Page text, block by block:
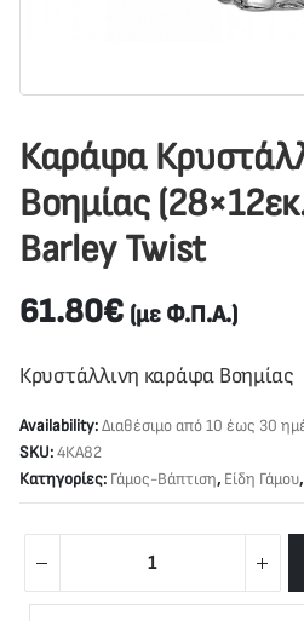
Καράφα
Βοημίας
Barley Twist
61.80€ (με Φ.Π.Α.)
Κρυστάλλινη καράφα Βοημίας
Availability:Διαθέσιμο από 10 έως 30
SKU:4ΚΑ82
Κατηγορίες: Γάμος-Βάπτιση, Είδη Γάμου,